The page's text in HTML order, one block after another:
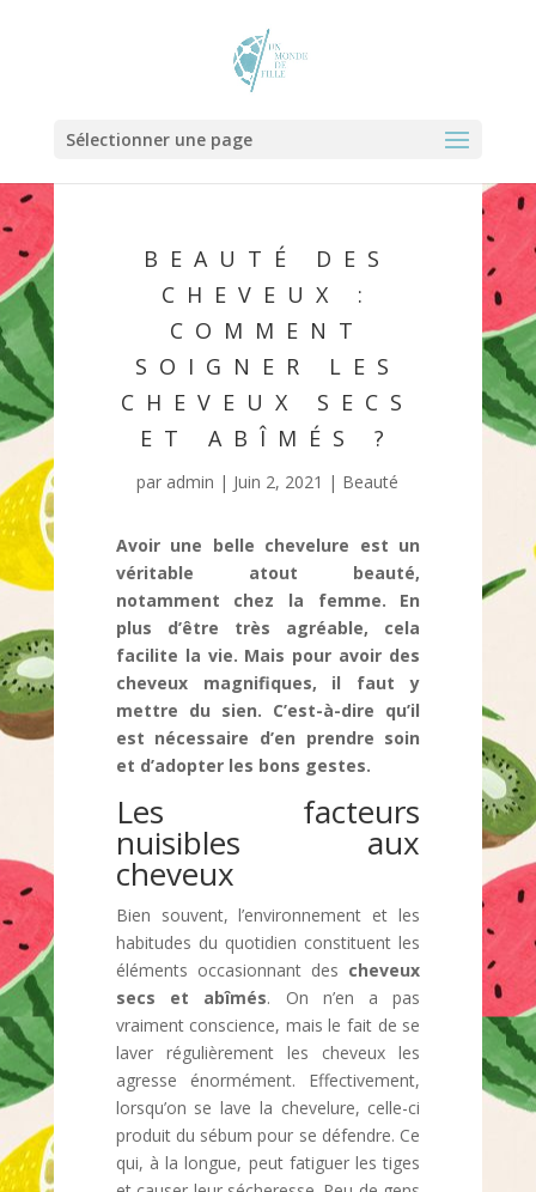
Sélectionner une page
BEAUTÉ DES
CHEVEUX :
COMMENT
SOIGNER LES
CHEVEUX SECS
ET ABÎMÉS ?
par admin | Juin 2, 2021 | Beauté
Avoir une belle chevelure est un
véritable atout beauté,
notamment chez la femme. En
plus d’être très agréable, cela
facilite la vie. Mais pour avoir des
cheveux magnifiques, il faut y
mettre du sien. C’est-à-dire qu’il
est nécessaire d’en prendre soin
et d’adopter les bons gestes.
Les facteurs
nuisibles aux
cheveux
Bien souvent, l’environnement et les
habitudes du quotidien constituent les
éléments occasionnant des cheveux
secs et abîmés. On n’en a pas
vraiment conscience, mais le fait de se
laver régulièrement les cheveux les
agresse énormément. Effectivement,
lorsqu’on se lave la chevelure, celle-ci
produit du sébum pour se défendre. Ce
qui, à la longue, peut fatiguer les tiges